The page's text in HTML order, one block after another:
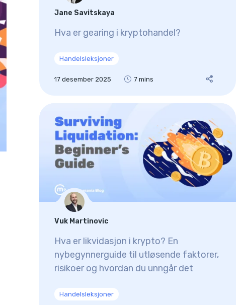
Jane Savitskaya
Hva er gearing i kryptohandel?
Handelsleksjoner
17 desember 2025 7 mins
Vuk Martinovic
Hva er likvidasjon i krypto? En
nybegynnerguide til utløsende faktorer,
risikoer og hvordan du unngår det
Handelsleksjoner